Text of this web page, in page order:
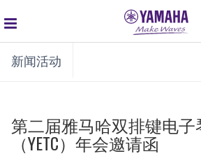
global
navigation
新闻活动
第二届雅马哈双排键电
（YETC）年会邀请函